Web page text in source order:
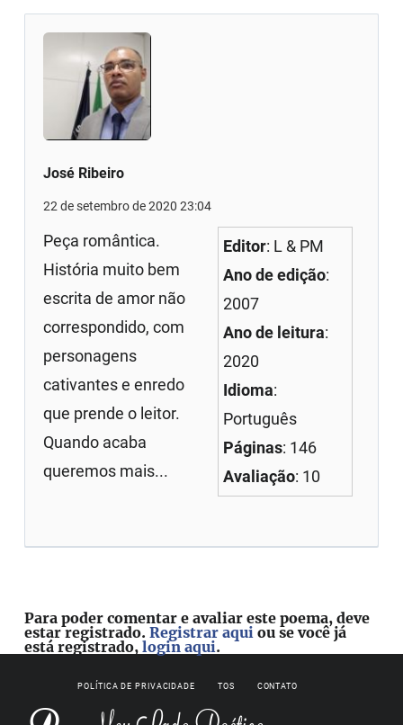
José Ribeiro
22 de setembro de 2020 23:04
Editor: L & PM
Ano de edição:
2007
Ano de leitura:
2020
Idioma:
Português
Páginas: 146
Avaliação: 10
Peça romântica.
História muito bem
escrita de amor não
correspondido, com
personagens
cativantes e enredo
que prende o leitor.
Quando acaba
queremos mais...
Para poder comentar e avaliar este poema, deve
estar registrado.Registrar aqui ou se você já
está registrado,login aqui.
POLÍTICA DE PRIVACIDADE TOS CONTATO